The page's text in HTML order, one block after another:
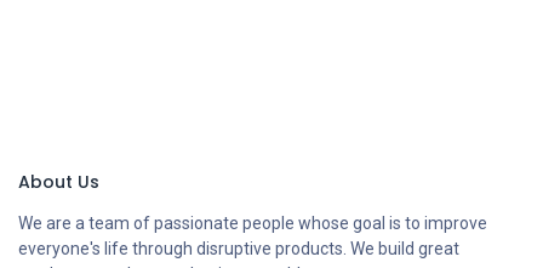
About Us
We are a team of passionate people whose goal is to improve
everyone's life through disruptive products. We build great